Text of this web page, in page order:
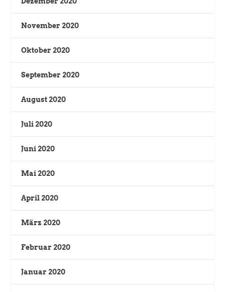
November 2020
Oktober 2020
September 2020
August 2020
Juli 2020
Juni 2020
Mai 2020
April 2020
März 2020
Februar 2020
Januar 2020